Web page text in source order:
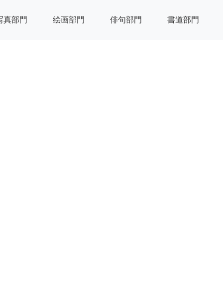
真部門 絵画部門 俳句部門 書道部門